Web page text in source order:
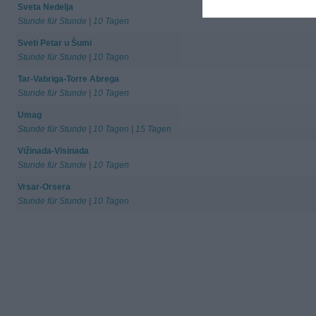
Sveta Nedelja
Stunde für Stunde
10 Tagen
Sveti Petar u Šumi
Stunde für Stunde
10 Tagen
Tar-Vabriga-Torre Abrega
Stunde für Stunde
10 Tagen
Umag
Stunde für Stunde
10 Tagen 15 Tagen
Vižinada-Visinada
Stunde für Stunde
10 Tagen
Vrsar-Orsera
Stunde für Stunde
10 Tagen